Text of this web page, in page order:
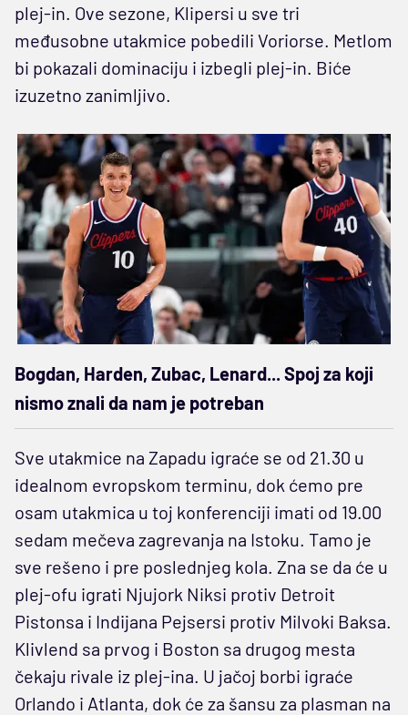
plej-in. Ove sezone, Klipersi u sve tri
međusobne utakmice pobedili Voriorse. Metlom
bi pokazali dominaciju i izbegli plej-in. Biće
izuzetno zanimljivo.
Bogdan, Harden, Zubac, Lenard... Spoj za koji
nismo znali da nam je potreban
Sve utakmice na Zapadu igraće se od 21.30 u
idealnom evropskom terminu, dok ćemo pre
osam utakmica u toj konferenciji imati od 19.00
sedam mečeva zagrevanja na Istoku. Tamo je
sve rešeno i pre poslednjeg kola. Zna se da će u
plej-ofu igrati Njujork Niksi protiv Detroit
Pistonsa i Indijana Pejsersi protiv Milvoki Baksa.
Klivlend sa prvog i Boston sa drugog mesta
čekaju rivale iz plej-ina. U jačoj borbi igraće
Orlando i Atlanta, dok će za šansu za plasman na